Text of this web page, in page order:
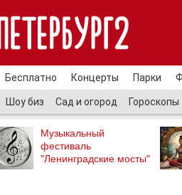
Бесплатно Концерты Парки
Шоу биз Сад и огород Гороскопы
Музыкальный
фестиваль
"Ленинградские мосты"